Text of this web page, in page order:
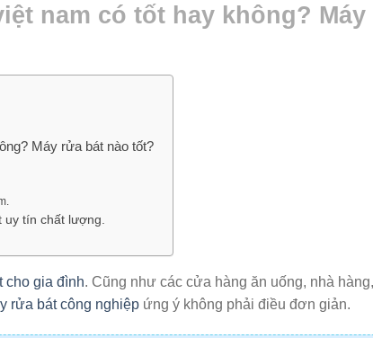
nam có tốt hay không? Máy
Máy rửa bát nào tốt?
uy tín chất lượng.
cho gia đình. Cũng như các cửa hàng ăn uống, nhà hàng,
rửa bát công nghiệp ứng ý không phải điều đơn giản.